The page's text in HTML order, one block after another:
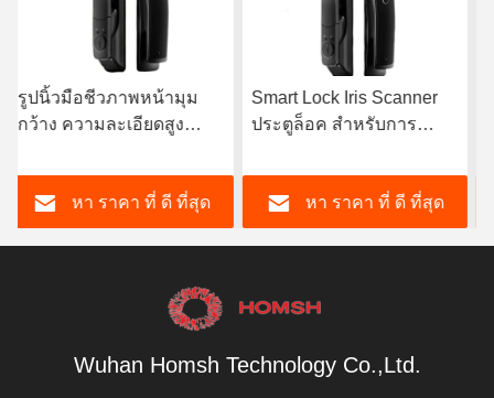
Smart Lock Iris Scanner
ประตูล็อค สําหรับการ
การทํางานง่าย
หา ราคา ที่ ดี ที่สุด
ล็อคประเภท C ล็อคประตู
สมาร์ทคอร์ ด้วย
หา ราคา ที่ ดี ที่สุด
Wuhan Homsh Technology Co.,Ltd.